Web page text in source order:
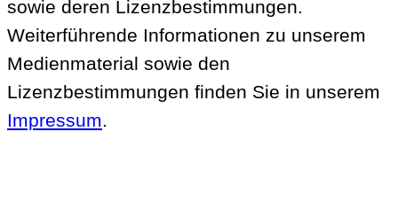
sowie deren Lizenzbestimmungen.
Weiterführende Informationen zu unserem
Medienmaterial sowie den
Lizenzbestimmungen finden Sie in unserem
Impressum.